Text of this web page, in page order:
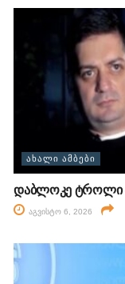
ᲐᲮᲐᲚᲘ ᲐᲛᲑᲔᲑᲘ
დაბლოკე ტროლი
აგვისტო 6, 2026